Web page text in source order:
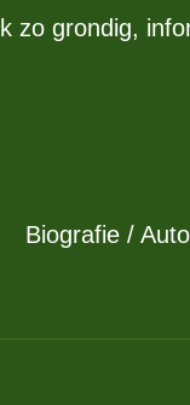
grondig,
Biografie /